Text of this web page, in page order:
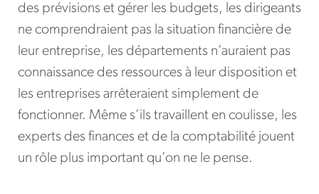
des prévisions et gérer les budgets, les dirigeants
ne comprendraient pas la situation financière de
leur entreprise, les départements n’auraient pas
connaissance des ressources à leur disposition et
les entreprises arrêteraient simplement de
fonctionner. Même s’ils travaillent en coulisse, les
experts des finances et de la comptabilité jouent
un rôle plus important qu’on ne le pense.